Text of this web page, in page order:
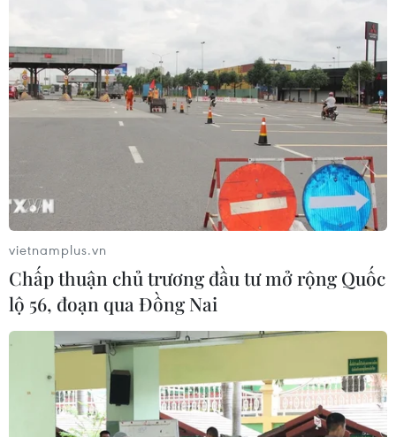
vietnamplus.vn
Chấp thuận chủ trương đầu tư mở rộng Quốc
lộ 56, đoạn qua Đồng Nai